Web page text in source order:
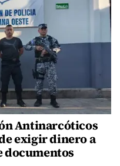
Antinarcóticos
exigir dinero a
documentos